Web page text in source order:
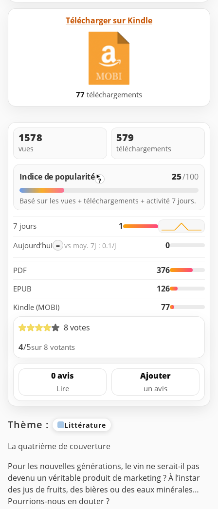
Télécharger sur Kindle
77 téléchargements
1578
vues
579
téléchargements
Indice de popularité ? 25/100
Basé sur les vues + téléchargements + activité 7 jours.
7 jours 1
Aujourd’hui = vs moy. 7j : 0.1/j 0
PDF 376
EPUB 126
Kindle (MOBI)
77
8 votes
4/5sur 8 votants
0 avis
Lire
Ajouter
un avis
Thème : Littérature
La quatrième de couverture
Pour les nouvelles générations, le vin ne serait-il pas
devenu un véritable produit de marketing ? À l’instar
des jus de fruits, des bières ou des eaux minérales…
Pourrions-nous en douter ?